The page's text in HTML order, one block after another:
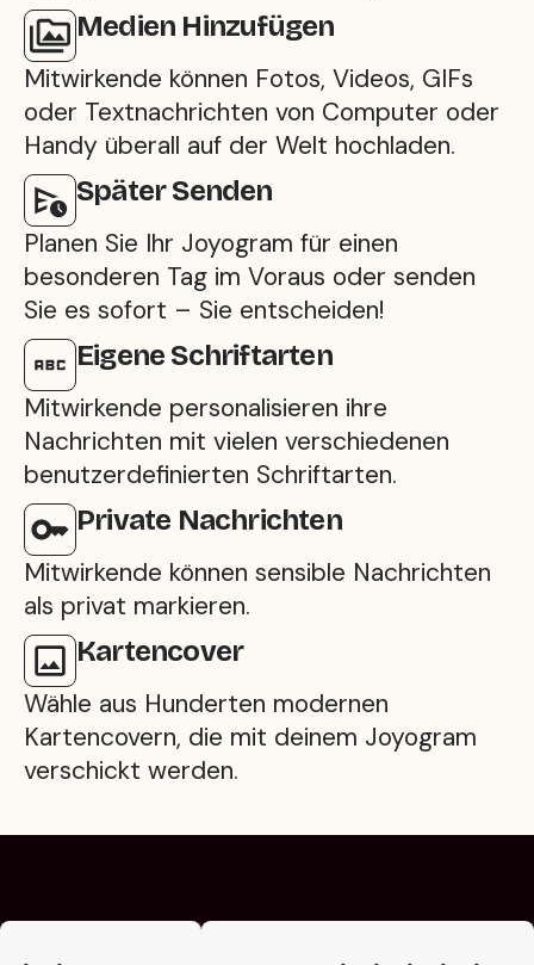
Medien Hinzufügen
Mitwirkende können Fotos, Videos, GIFs
oder Textnachrichten von Computer oder
Handy überall auf der Welt hochladen.
Später Senden
Planen Sie Ihr Joyogram für einen
besonderen Tag im Voraus oder senden
Sie es sofort – Sie entscheiden!
Eigene Schriftarten
Mitwirkende personalisieren ihre
Nachrichten mit vielen verschiedenen
benutzerdefinierten Schriftarten.
Private Nachrichten
Mitwirkende können sensible Nachrichten
als privat markieren.
Kartencover
Wähle aus Hunderten modernen
Kartencovern, die mit deinem Joyogram
verschickt werden.